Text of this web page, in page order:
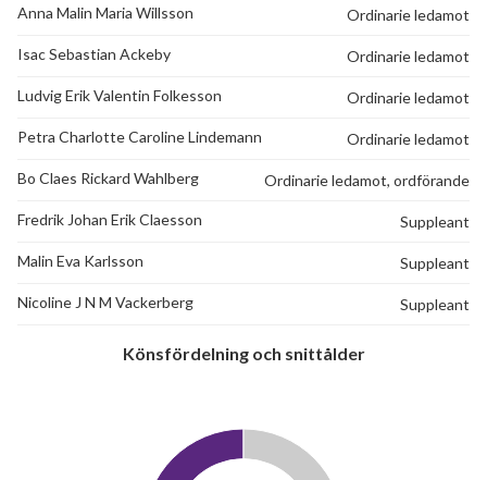
Anna Malin Maria Willsson Ordinarie ledamot
Isac Sebastian Ackeby Ordinarie ledamot
Ludvig Erik Valentin Folkesson Ordinarie ledamot
Petra Charlotte Caroline Lindemann Ordinarie ledamot
Bo Claes Rickard Wahlberg Ordinarie ledamot, ordförande
Fredrik Johan Erik Claesson Suppleant
Malin Eva Karlsson Suppleant
Nicoline J N M Vackerberg Suppleant
Könsfördelning och snittålder